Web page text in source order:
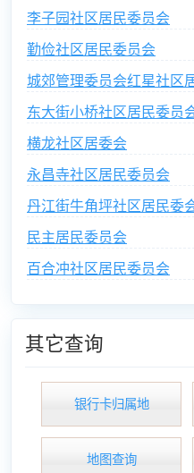
李子园社区居民委员会
勤俭社区居民委员会
城郊管理委员会红星社区
东大街小桥社区居民委员
横龙社区居委会
永昌寺社区居民委员会
丹江街牛角坪社区居民委
民主居民委员会
百合冲社区居民委员会
其它查询
银行卡归属地
地图查询